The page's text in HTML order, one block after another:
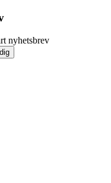
nyhetsbrev